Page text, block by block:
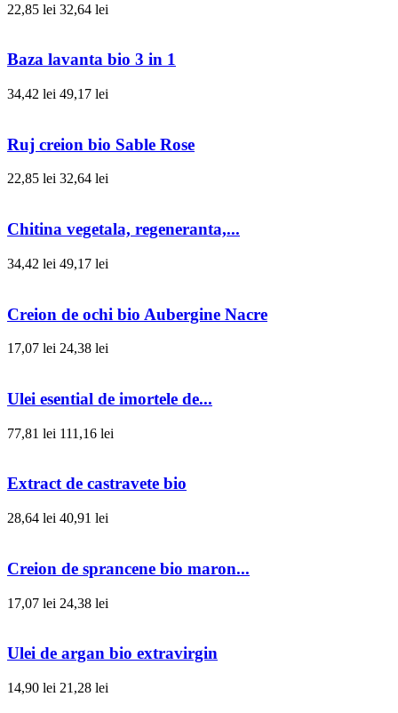
22,85 lei 32,64 lei
Baza lavanta bio 3 in 1
34,42 lei 49,17 lei
Ruj creion bio Sable Rose
22,85 lei 32,64 lei
Chitina vegetala, regeneranta,...
34,42 lei 49,17 lei
Creion de ochi bio Aubergine Nacre
17,07 lei 24,38 lei
Ulei esential de imortele de...
77,81 lei 111,16 lei
Extract de castravete bio
28,64 lei 40,91 lei
Creion de sprancene bio maron...
17,07 lei 24,38 lei
Ulei de argan bio extravirgin
14,90 lei 21,28 lei